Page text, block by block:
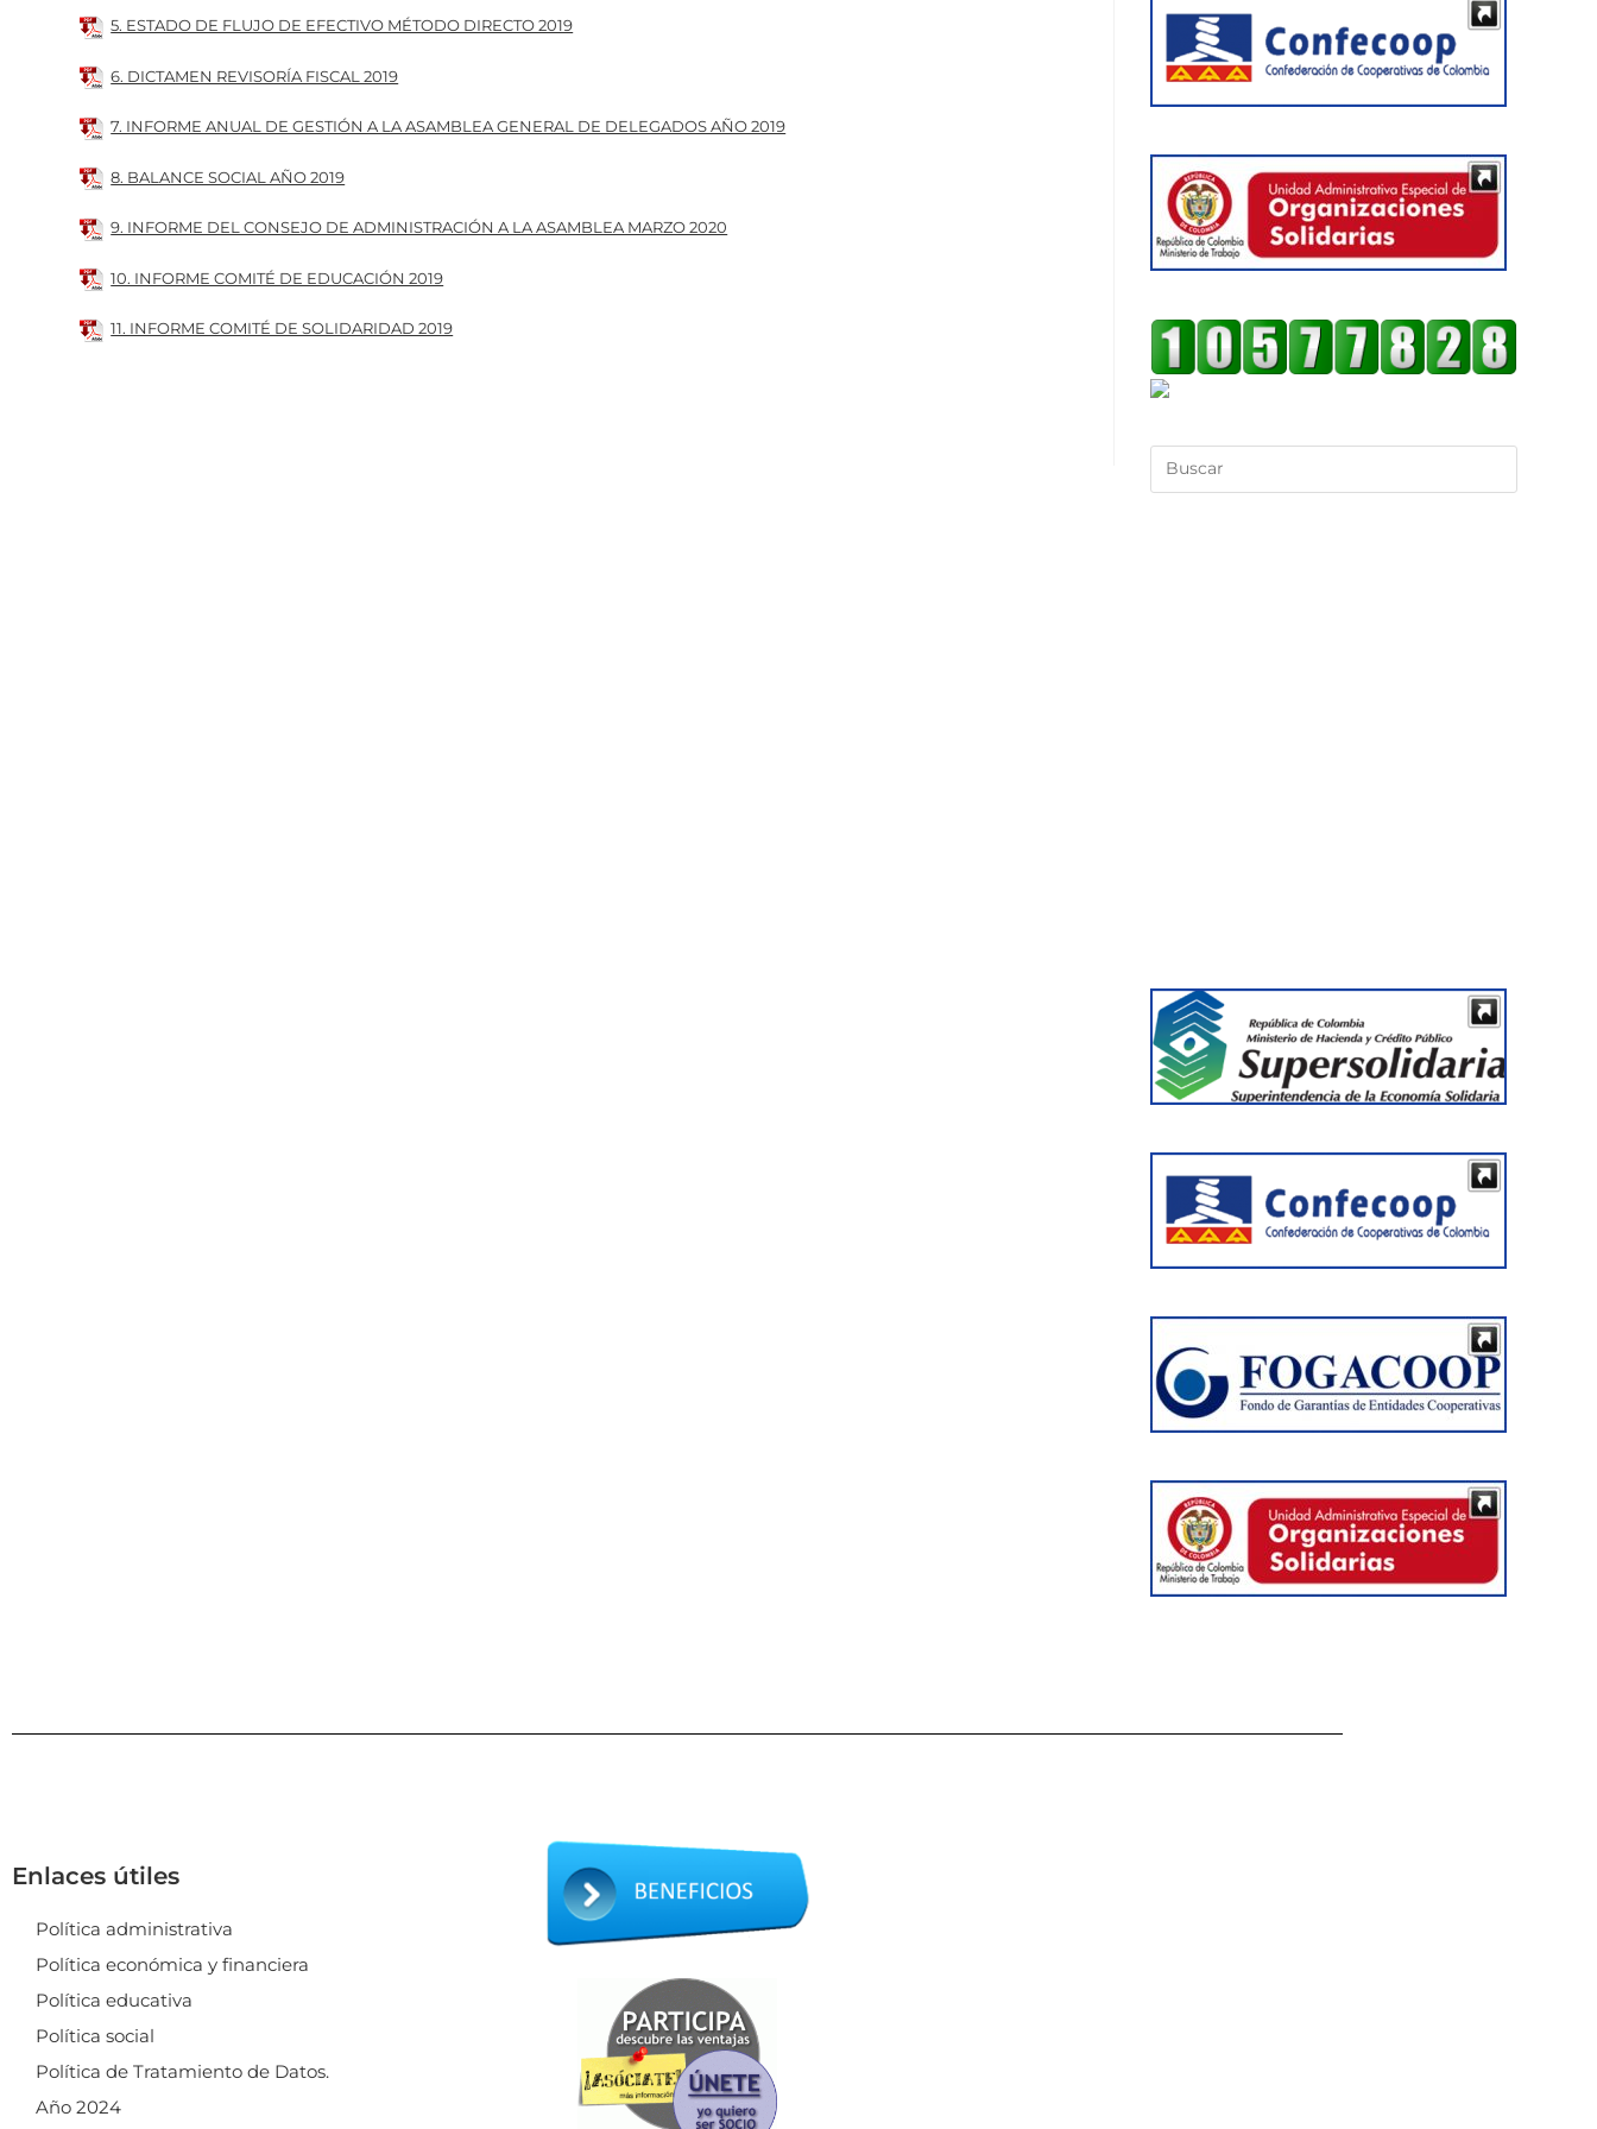
5. ESTADO DE FLUJO DE EFECTIVO MÉTODO DIRECTO 2019
6. DICTAMEN REVISORÍA FISCAL 2019
7. INFORME ANUAL DE GESTIÓN A LA ASAMBLEA GENERAL DE DELEGADOS AÑO 2019
8. BALANCE SOCIAL AÑO 2019
9. INFORME DEL CONSEJO DE ADMINISTRACIÓN A LA ASAMBLEA MARZO 2020
10. INFORME COMITÉ DE EDUCACIÓN 2019
11. INFORME COMITÉ DE SOLIDARIDAD 2019
Enlaces útiles
Política administrativa
Política económica y financiera
Política educativa
Política social
Política de Tratamiento de Datos.
Año 2024